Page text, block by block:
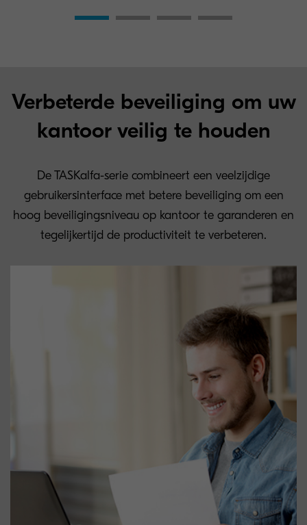
Verbeterde beveiliging om uw
kantoor veilig te houden
De TASKalfa-serie combineert een veelzijdige
gebruikersinterface met betere beveiliging om een
hoog beveiligingsniveau op kantoor te garanderen en
tegelijkertijd de productiviteit te verbeteren.